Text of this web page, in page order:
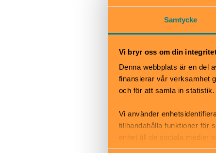
Samtycke
Vi bryr oss om din
Denna webbplats är en del
finansierar vår verksamhet
och för att samla in
Vi använder
tillhandahålla funktioner för
enhet till de sociala medier
informationen med annan
Skötbord